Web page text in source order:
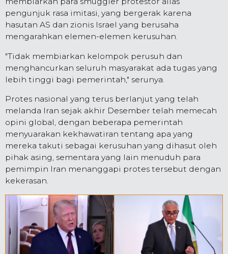
pengunjuk rasa imitasi, yang bergerak karena
hasutan AS dan zionis Israel yang berusaha
mengarahkan elemen-elemen kerusuhan.
"Tidak membiarkan kelompok perusuh dan
menghancurkan seluruh masyarakat ada tugas yang
lebih tinggi bagi pemerintah," serunya.
Protes nasional yang terus berlanjut yang telah
melanda Iran sejak akhir Desember telah memecah
opini global, dengan beberapa pemerintah
menyuarakan kekhawatiran tentang apa yang
mereka takuti sebagai kerusuhan yang dihasut oleh
pihak asing, sementara yang lain menuduh para
pemimpin Iran menanggapi protes tersebut dengan
kekerasan.